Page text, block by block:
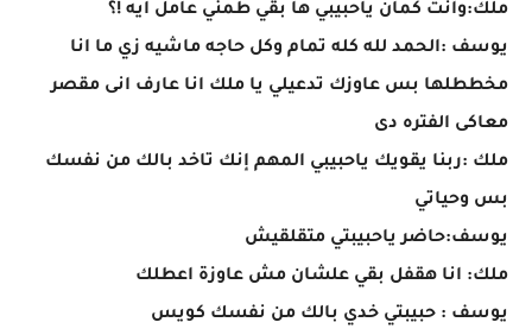
ملك:وأنت كمان ياحبيبي ها بقي طمني عامل ايه !؟
يوسف :الحمد لله كله تمام وكل حاجه ماشيه زي ما انا
مخططلها بس عاوزك تدعيلي يا ملك انا عارف انى مقصر
معاكى الفتره دى
ملك :ربنا يقويك ياحبيبي المهم إنك تاخد بالك من نفسك
بس وحياتي
يوسف:حاضر ياحبيبتي متقلقيش
ملك: انا هقفل بقي علشان مش عاوزة اعطلك
يوسف : حبيبتي خدي بالك من نفسك كويس